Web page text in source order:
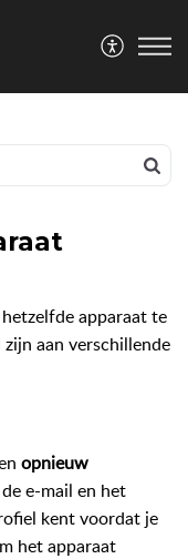
apparaat te
aan verschillende
opnieuw
e-mail en het
kent voordat je
het apparaat